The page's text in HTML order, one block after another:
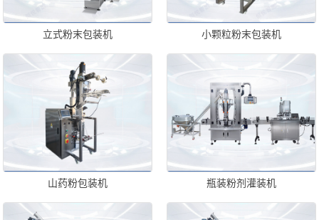
立式粉末包装机 小颗粒粉末包装机
山药粉包装机 瓶装粉剂灌装机